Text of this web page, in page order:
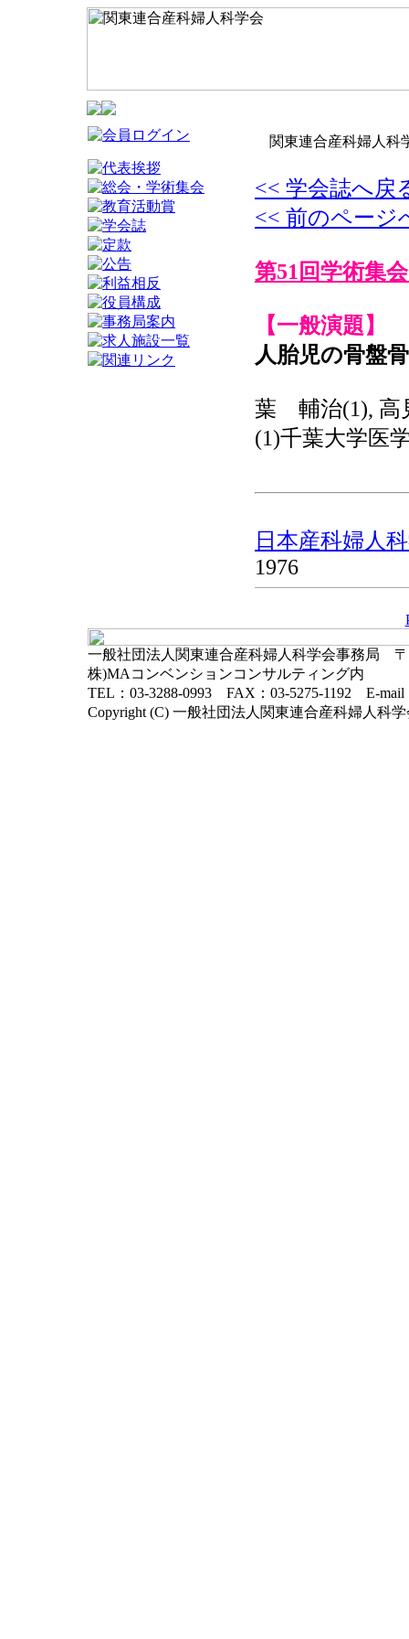
関東連合産科婦人科
<< 学会誌へ戻
<< 前のページ
第51回学術集会
【一般演題】
人胎児の骨盤
葉 輔治(1),
(1)千葉大学医
日本産科婦人
1976
一般社団法人関東連合産科婦人科学会事務局 〒
株)MAコンベンションコンサルティング内
TEL：03-3288-0993 FAX：03-5275-1192 E-mail
Copyright (C) 一般社団法人関東連合産科婦人科